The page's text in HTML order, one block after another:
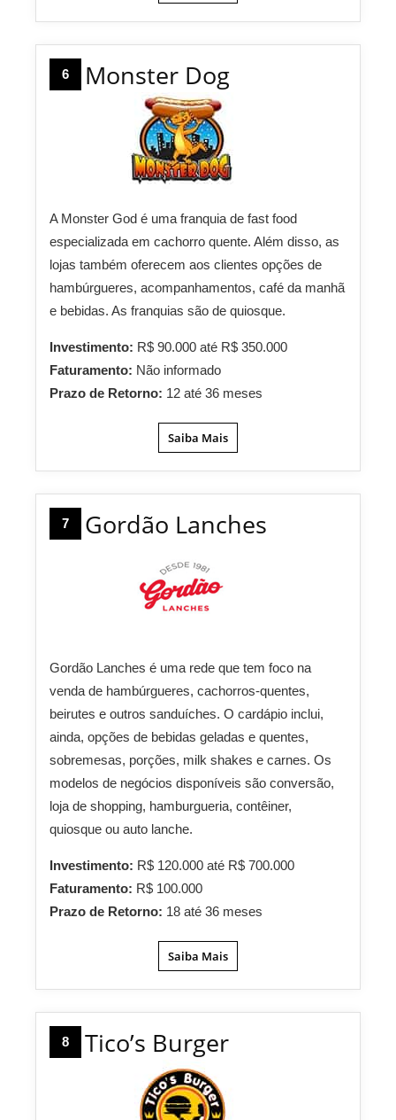
6 Monster Dog
A Monster God é uma franquia de fast food
especializada em cachorro quente. Além disso, as
lojas também oferecem aos clientes opções de
hambúrgueres, acompanhamentos, café da manhã
e bebidas. As franquias são de quiosque.
Investimento: R$ 90.000 até R$ 350.000
Faturamento: Não informado
Prazo de Retorno: 12 até 36 meses
Saiba Mais
7 Gordão Lanches
Gordão Lanches é uma rede que tem foco na
venda de hambúrgueres, cachorros-quentes,
beirutes e outros sanduíches. O cardápio inclui,
ainda, opções de bebidas geladas e quentes,
sobremesas, porções, milk shakes e carnes. Os
modelos de negócios disponíveis são conversão,
loja de shopping, hamburgueria, contêiner,
quiosque ou auto lanche.
Investimento: R$ 120.000 até R$ 700.000
Faturamento: R$ 100.000
Prazo de Retorno: 18 até 36 meses
Saiba Mais
8 Tico’s Burger